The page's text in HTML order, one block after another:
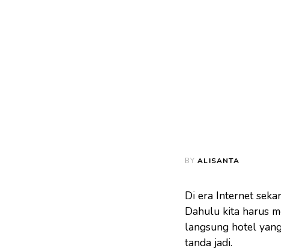
BY ALISANTA
Di era Internet
Dahulu kita harus
langsung hotel
tanda jadi.